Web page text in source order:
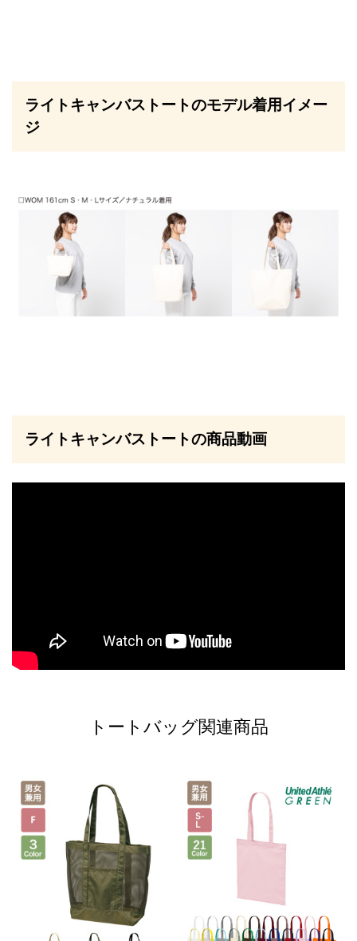
ライトキャンバストートのモデル着用イメー
ジ
ライトキャンバストートの商品動画
トートバッグ関連商品